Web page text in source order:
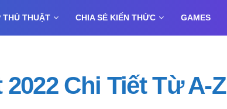
THỦ THUẬT CHIA SẺ KIẾN THỨC GAMES
Chi Tiết Từ A-Z